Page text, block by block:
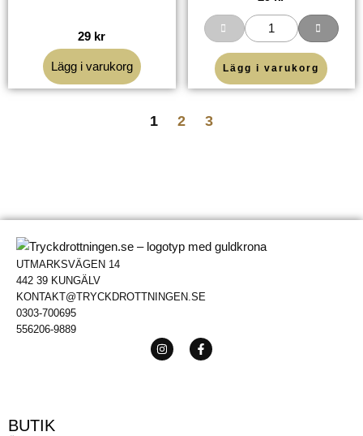
29 kr
Lägg i varukorg Lägg i varukorg
1 2 3
UTMARKSVÄGEN 14
442 39 KUNGÄLV
KONTAKT@TRYCKDROTTNINGEN.SE
0303-700695
556206-9889
BUTIK